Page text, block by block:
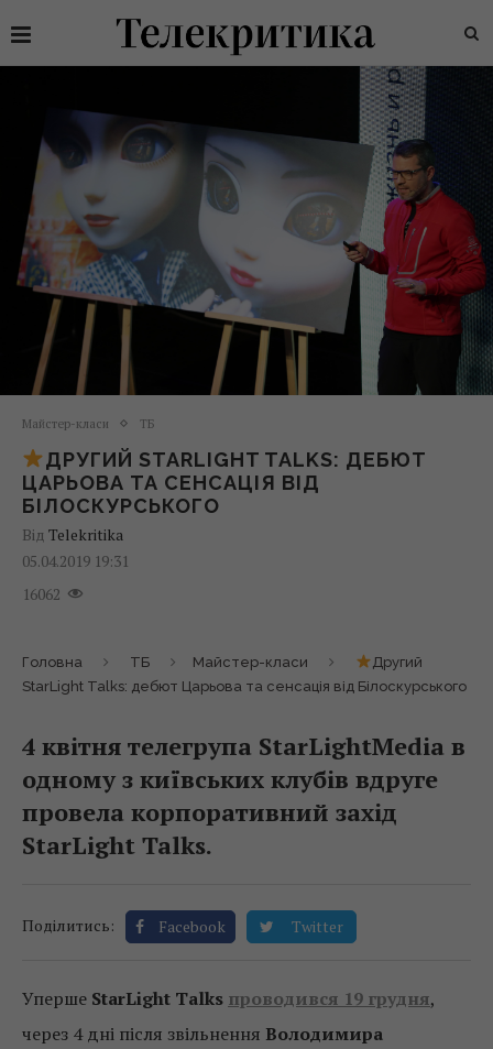
Майстер-класи ТБ
ДРУГИЙ STARLIGHT TALKS: ДЕБЮТ
ЦАРЬОВА ТА СЕНСАЦІЯ ВІД
БІЛОСКУРСЬКОГО
Від Telekritika
05.04.2019 19:31
16062
Головна ТБ Майстер-класи
Другий
StarLight Talks: дебют Царьова та сенсація від Білоскурського
4 квітня телегрупа StarLightMedia в
одному з київських клубів вдруге
провела корпоративний захід
StarLight Talks.
Поділитись: Facebook Twitter
Уперше StarLight Talks проводився 19 грудня,
через 4 дні після звільнення Володимира